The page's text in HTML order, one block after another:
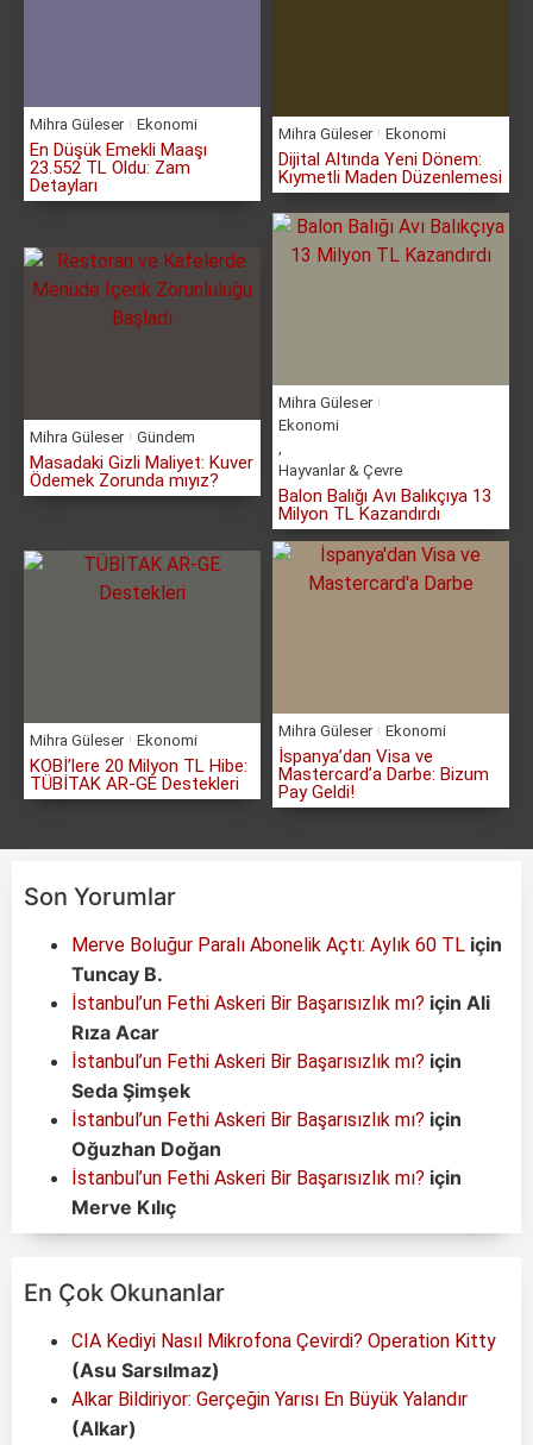
Mihra Güleser Ekonomi
En Düşük Emekli Maaşı
23.552 TL Oldu: Zam
Detayları
Mihra Güleser Ekonomi
Dijital Altında Yeni Dönem:
Kıymetli Maden Düzenlemesi
Mihra Güleser Gündem
Masadaki Gizli Maliyet: Kuver
Ödemek Zorunda mıyız?
Mihra Güleser
Ekonomi
,
Hayvanlar & Çevre
Balon Balığı Avı Balıkçıya 13
Milyon TL Kazandırdı
Mihra Güleser Ekonomi
KOBİ’lere 20 Milyon TL Hibe:
TÜBİTAK AR-GE Destekleri
Mihra Güleser Ekonomi
İspanya’dan Visa ve
Mastercard’a Darbe: Bizum
Pay Geldi!
Son Yorumlar
Merve Boluğur Paralı Abonelik Açtı: Aylık 60 TL için
Tuncay B.
İstanbul’un Fethi Askeri Bir Başarısızlık mı? için Ali
Rıza Acar
İstanbul’un Fethi Askeri Bir Başarısızlık mı? için
Seda Şimşek
İstanbul’un Fethi Askeri Bir Başarısızlık mı? için
Oğuzhan Doğan
İstanbul’un Fethi Askeri Bir Başarısızlık mı? için
Merve Kılıç
En Çok Okunanlar
CIA Kediyi Nasıl Mikrofona Çevirdi? Operation Kitty
(Asu Sarsılmaz)
Alkar Bildiriyor: Gerçeğin Yarısı En Büyük Yalandır
(Alkar)